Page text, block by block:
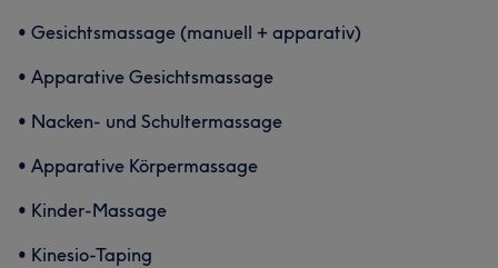
• Gesichtsmassage (manuell + apparativ)
• Apparative Gesichtsmassage
• Nacken- und Schultermassage
• Apparative Körpermassage
• Kinder-Massage
• Kinesio-Taping